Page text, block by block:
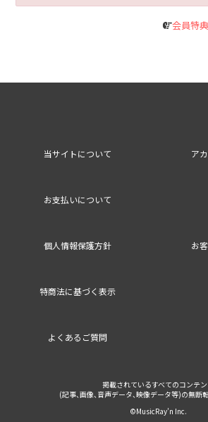
会員特
当サイトについて ア
お支払いについて
個人情報保護方針 お
特商法に基づく表示
よくあるご質問
掲載されているすべてのコンテ
(記事、画像、音声データ、映像データ等)の無断
©MusicRay’n Inc.